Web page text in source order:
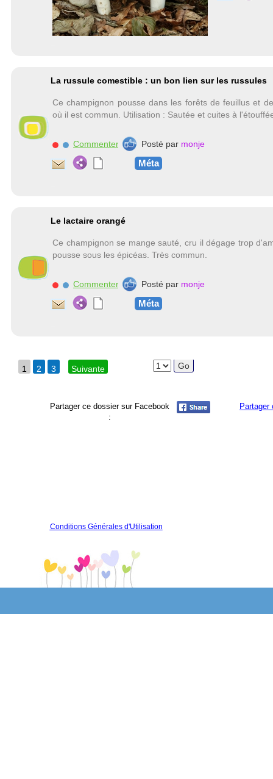
La russule comestible : un bon lien sur les russules
Ce champignon pousse dans les forêts de feuillus et
où il est commun. Utilisation : Sautée et cuites à
Commenter Posté par monje
Méta
Le lactaire orangé
Ce champignon se mange sauté, cru il dégage trop
pousse sous les épicéas. Très commun.
Commenter Posté par monje
Méta
1 2 3 Suivante
Partager ce dossier sur Facebook
:
Partager
Conditions Générales d'Utilisation